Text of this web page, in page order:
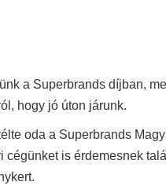
a Superbrands díjban,
hogy jó úton járunk.
oda a Superbrands
is érdemesnek